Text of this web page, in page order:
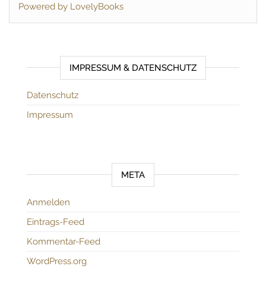
Powered by LovelyBooks
IMPRESSUM & DATENSCHUTZ
Datenschutz
Impressum
META
Anmelden
Eintrags-Feed
Kommentar-Feed
WordPress.org